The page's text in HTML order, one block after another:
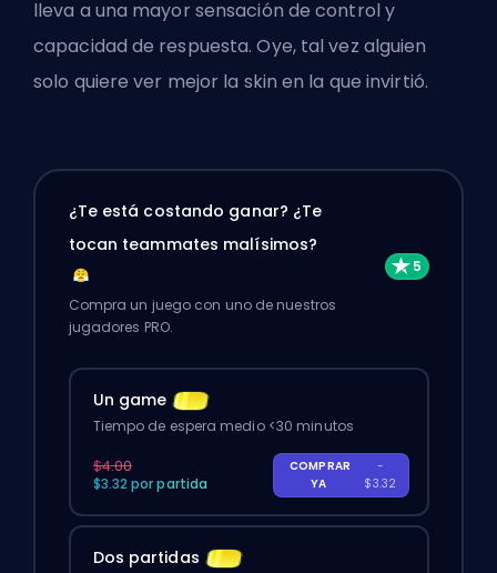
lleva a una mayor sensación de control y
capacidad de respuesta. Oye, tal vez alguien
solo quiere ver mejor la skin en la que invirtió.
¿Te está costando ganar? ¿Te
tocan teammates malísimos?
Compra un juego con uno de nuestros
jugadores PRO.
Un game
Tiempo de espera medio <30 minutos
$4.00
$3.32 por partida
COMPRAR
YA
-
$3.32
Dos partidas